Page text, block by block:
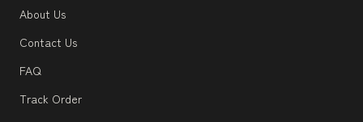
About Us
Contact Us
FAQ
Track Order